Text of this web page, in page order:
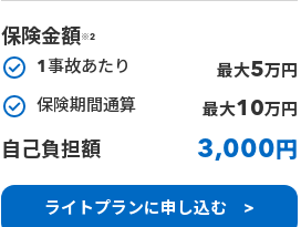
保険金額 ※2
1事故あたり 最大5万円
保険期間通算 最大10万円
自己負担額 3,000 円
ライトプランに申し込む >